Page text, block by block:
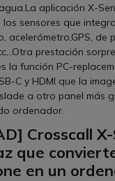
aplicación X-
sensores que
acelerómetro,GPS, de
prestación
la función PC-
C y HDMI que la
a otro panel más
ordenador.
Crosscall
que
en un